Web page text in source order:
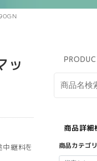
ッ
継料を
商品詳細
商品カテゴ